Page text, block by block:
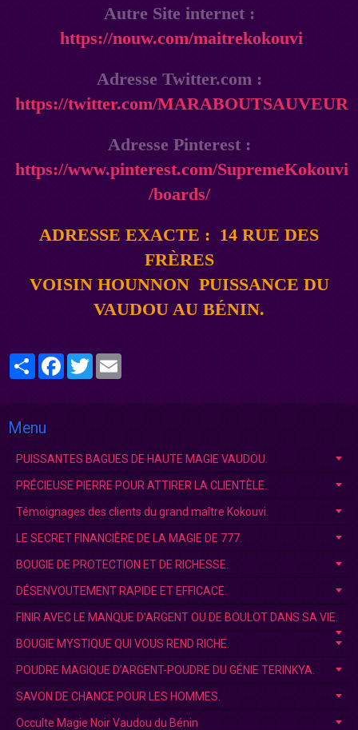
Autre Site internet :
https://nouw.com/maitrekokouvi
Adresse Twitter.com :
https://twitter.com/MARABOUTSAUVEUR
Adresse Pinterest :
https://www.pinterest.com/SupremeKokouvi
/boards/
ADRESSE EXACTE : 14 RUE DES
FRÈRES
VOISIN HOUNNON PUISSANCE DU
VAUDOU AU BÉNIN.
PartagerFacebook
Twitter
Menu
PUISSANTES BAGUES DE HAUTE MAGIE VAUDOU.
PRÉCIEUSE PIERRE POUR ATTIRER LA CLIENTÈLE.
Témoignages des clients du grand maître Kokouvi.
LE SECRET FINANCIÈRE DE LA MAGIE DE 777.
BOUGIE DE PROTECTION ET DE RICHESSE.
DÉSENVOUTEMENT RAPIDE ET EFFICACE.
FINIR AVEC LE MANQUE D'ARGENT OU DE BOULOT DANS SA VIE.
BOUGIE MYSTIQUE QUI VOUS REND RICHE.
POUDRE MAGIQUE D’ARGENT-POUDRE DU GÉNIE TERINKYA.
SAVON DE CHANCE POUR LES HOMMES.
Occulte Magie Noir Vaudou du Bénin